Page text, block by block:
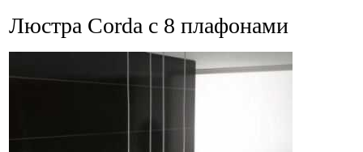
Люстра Corda с 8 плафонами